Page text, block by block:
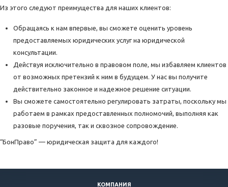
Из этого следуют преимущества для наших клиентов:
Обращаясь к нам впервые, вы сможете оценить уровень
предоставляемых юридических услуг на юридической
консультации.
Действуя исключительно в правовом поле, мы избавляем клиентов
от возможных претензий к ним в будущем. У нас вы получите
действительно законное и надежное решение ситуации.
Вы сможете самостоятельно регулировать затраты, поскольку мы
работаем в рамках предоставленных полномочий, выполняя как
разовые поручения, так и сквозное сопровождение.
“БонПраво” — юридическая защита для каждого!
КОМПАНИЯ